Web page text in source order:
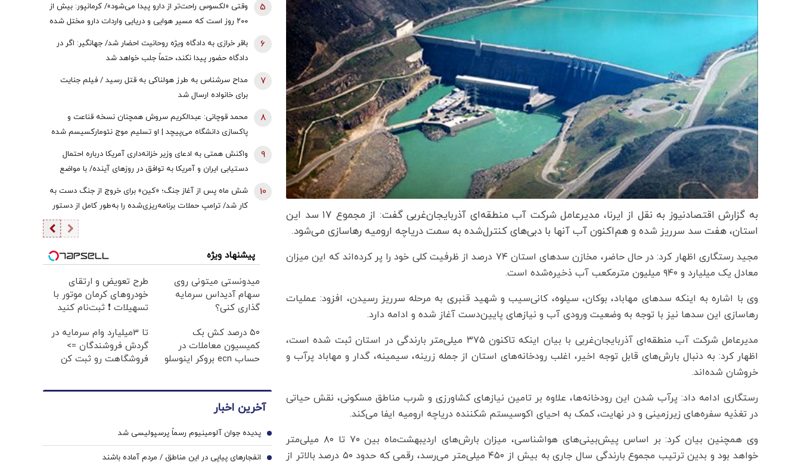
به گزارش اقتصادنیوز به نقل از ایرنا، مدیرعامل شرکت آب منطقه‌ای آذربایجان‌غربی گفت: از مجموع ۱۷ سد این
استان، هفت سد سرریز شده و هم‌اکنون آب آنها با دبی‌های کنترل‌شده به سمت دریاچه ارومیه رهاسازی می‌شود.
مجید رستگاری اظهار کرد: در حال حاضر، مخازن سدهای استان ۷۴ درصد از ظرفیت کلی خود را پر کرده‌اند که این میزان
معادل یک میلیارد و ۹۴۰ میلیون مترمکعب آب ذخیره‌شده است.
وی با اشاره به اینکه سدهای مهاباد، بوکان، سیلوه، کانی‌سیب و شهید قنبری به مرحله سرریز رسیدن، افزود: عملیات
رهاسازی این سدها نیز با توجه به وضعیت ورودی آب و نیازهای پایین‌دست آغاز شده و ادامه دارد.
مدیرعامل شرکت آب منطقه‌ای آذربایجان‌غربی با بیان اینکه تاکنون ۳۷۵ میلی‌متر بارندگی در استان ثبت شده است،
اظهار کرد: به دنبال بارش‌های قابل توجه اخیر، اغلب رودخانه‌های استان از جمله زرینه، سیمینه، گدار و مهاباد پرآب و
خروشان شده‌اند.
رستگاری ادامه داد: پرآب شدن این رودخانه‌ها، علاوه بر تامین نیازهای کشاورزی و شرب مناطق مسکونی، نقش حیاتی
در تغذیه سفره‌های زیرزمینی و در نهایت، کمک به احیای اکوسیستم شکننده دریاچه ارومیه ایفا می‌کند.
وی همچنین بیان کرد: بر اساس پیش‌بینی‌های هواشناسی، میزان بارش‌های اردیبهشت‌ماه بین ۷۰ تا ۸۰ میلی‌متر
خواهد بود و بدین ترتیب مجموع بارندگی سال جاری به بیش از ۴۵۰ میلی‌متر می‌رسد، رقمی که حدود ۵۰ درصد بالاتر از
وقتی «لکسوس راحت‌تر از دارو پیدا می‌شود»/ کرمانپور: بیش از
۲۰۰ روز است که مسیر هوایی و دریایی واردات دارو مختل شده
است / نخستین قربانی هر جنگ، سلامت مردم است
5
باقر خرازی به دادگاه ویژه روحانیت احضار شد/ جهانگیر: اگر در
دادگاه حضور پیدا نکند، حتماً جلب خواهد شد
6
مداح سرشناس به طرز هولناکی به قتل رسید / فیلم جنایت
برای خانواده ارسال شد
7
محمد قوچانی: عبدالکریم سروش همچنان نسخه قناعت و
پاکسازی دانشگاه می‌پیچد | او تسلیم موج نئومارکسیسم شده
رقابتی را با برچسب کاپیتالیسم توضیح می‌دهد
8
واکنش همتی به ادعای وزیر خزانه‌داری آمریکا درباره احتمال
دستیابی ایران و آمریکا به توافق در روز‌های آینده/ با مواضع
قبلی وی درخصوص اقتصاد ایران در تعارض است
9
شش ماه پس از آغاز جنگ؛ «کین» برای خروج از جنگ دست به
کار شد/ ترامپ حملات برنامه‌ریزی‌شده را به‌طور کامل از دستور
کار خارج نکرده/ گزینه عملیات زمینی وجود دارد؛ اما کسی
10
پیشنهاد ویژه
میدونستی میتونی روی
سهام آدیداس سرمایه
گذاری کنی؟
طرح تعویض و ارتقای
خودروهای کرمان موتور با
تسهیلات ❗ ثبت‌نام کنید
۵۰ درصد کش بک
کمیسیون معاملات در
حساب ecn بروکر اینوسلو
تا 3میلیارد وام سرمایه در
گردش فروشندگان =>
فروشگاهت رو ثبت کن
آخرین اخبار
پدیده جوان آلومینیوم رسماً پرسپولیسی شد 1
انفجارهای پیاپی در این مناطق / مردم آماده باشند